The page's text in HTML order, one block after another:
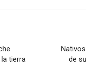
tierra
de